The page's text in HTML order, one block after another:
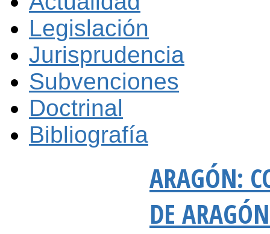
Legislación
Jurisprudencia
Subvenciones
Doctrinal
Bibliografía
ARAGÓN:
DE